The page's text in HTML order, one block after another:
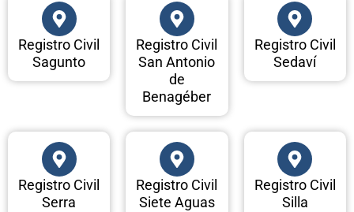
Registro Civil
Sagunto
Registro Civil
San Antonio
de
Benagéber
Registro Civil
Sedaví
Registro Civil
Serra
Registro Civil
Siete Aguas
Registro Civil
Silla